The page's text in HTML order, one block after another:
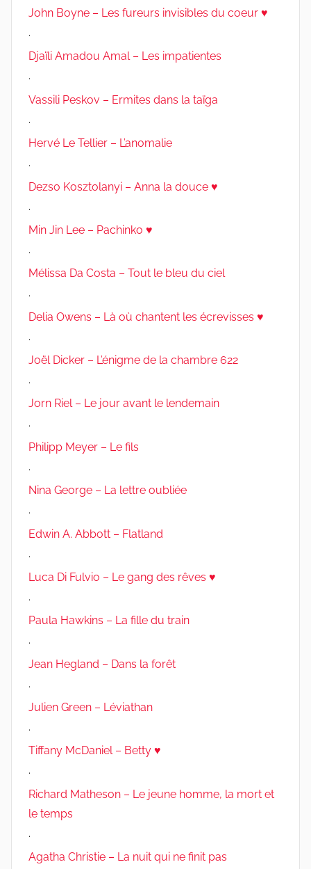
John Boyne – Les fureurs invisibles du coeur ♥
.
Djaïli Amadou Amal – Les impatientes
.
Vassili Peskov – Ermites dans la taïga
.
Hervé Le Tellier – L’anomalie
.
Dezso Kosztolanyi – Anna la douce ♥
.
Min Jin Lee – Pachinko ♥
.
Mélissa Da Costa – Tout le bleu du ciel
.
Delia Owens – Là où chantent les écrevisses ♥
.
Joël Dicker – L’énigme de la chambre 622
.
Jorn Riel – Le jour avant le lendemain
.
Philipp Meyer – Le fils
.
Nina George – La lettre oubliée
.
Edwin A. Abbott – Flatland
.
Luca Di Fulvio – Le gang des rêves ♥
.
Paula Hawkins – La fille du train
.
Jean Hegland – Dans la forêt
.
Julien Green – Léviathan
.
Tiffany McDaniel – Betty ♥
.
Richard Matheson – Le jeune homme, la mort et
le temps
.
Agatha Christie – La nuit qui ne finit pas